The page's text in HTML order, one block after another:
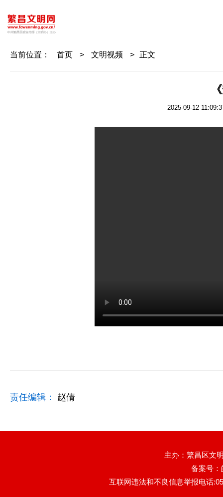
当前位置： 首页 > 文明视频 > 正文
2025-09-12
责任编辑： 赵倩
主办：繁昌区文
备案号：
互联网违法和不良信息举报电话